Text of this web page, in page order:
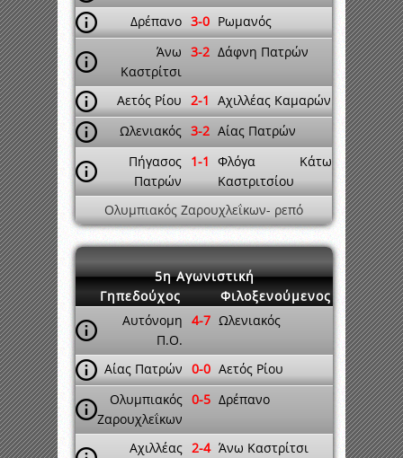
Δρέπανο 3-0 Ρωμανός
Άνω
Καστρίτσι
3-2 Δάφνη Πατρών
Αετός Ρίου 2-1 Αχιλλέας Καμαρών
Ωλενιακός 3-2 Αίας Πατρών
Πήγασος
Πατρών
1-1 Φλόγα Κάτω
Καστριτσίου
Ολυμπιακός Ζαρουχλεΐκων- ρεπό
5η Αγωνιστική
Γηπεδούχος
Φιλοξενούμενος
Αυτόνομη
Π.Ο.
4-7 Ωλενιακός
Αίας Πατρών 0-0 Αετός Ρίου
Ολυμπιακός
Ζαρουχλεΐκων
0-5 Δρέπανο
Αχιλλέας 2-4 Άνω Καστρίτσι